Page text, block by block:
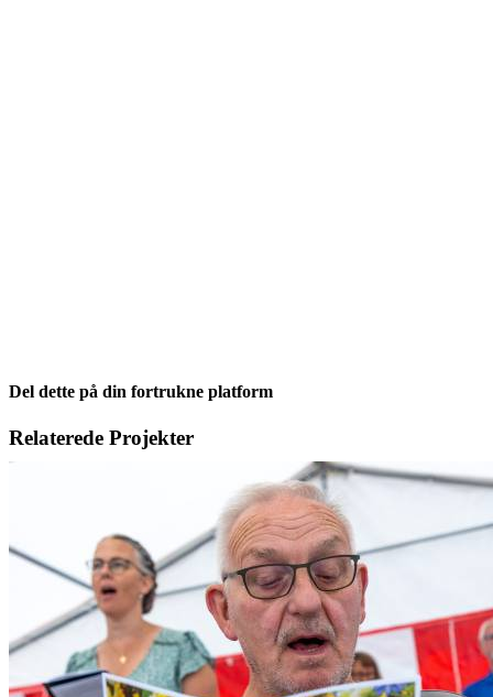
Del dette på din fortrukne platform
Facebook
X
LinkedIn
E-
Relaterede Projekter